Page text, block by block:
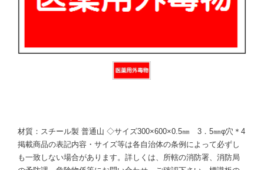
材質：スチール製 普通山 ◇サイズ300×600×0.5㎜ 3．5㎜φ穴＊4
掲載商品の表記内容・サイズ等は各自治体の条例によって必ずし
も一致しない場合があります。詳しくは、所轄の消防署、消防局